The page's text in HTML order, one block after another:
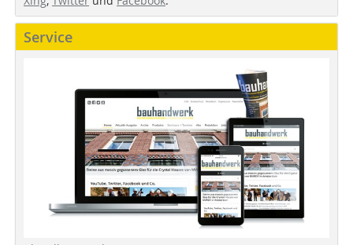
Service